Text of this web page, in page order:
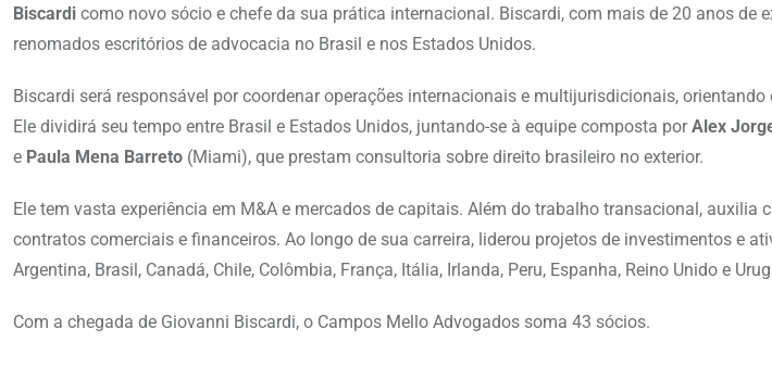
Biscardi como novo sócio e chefe da sua prática internacional. Biscardi, com mais de 20 anos de
renomados escritórios de advocacia no Brasil e nos Estados Unidos.
‌Biscardi será responsável por coordenar operações internacionais e multijurisdicionais, orientando
Ele dividirá seu tempo entre Brasil e Estados Unidos, juntando-se à equipe composta porAlex
e Paula Mena Barreto (Miami), que prestam consultoria sobre direito brasileiro no exterior.
‌Ele tem vasta experiência em M&A e mercados de capitais. Além do trabalho transacional, auxilia
contratos comerciais e financeiros. Ao longo de sua carreira, liderou projetos de investimentos e
Argentina, Brasil, Canadá, Chile, Colômbia, França, Itália, Irlanda, Peru, Espanha, Reino Unido e
Com a chegada de Giovanni Biscardi, o Campos Mello Advogados soma 43 sócios.